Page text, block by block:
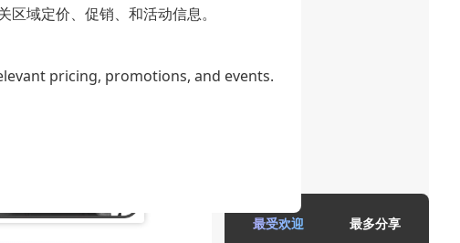
域定价、促销、和活动信息。
pricing, promotions, and events.
最受欢迎 最多分享